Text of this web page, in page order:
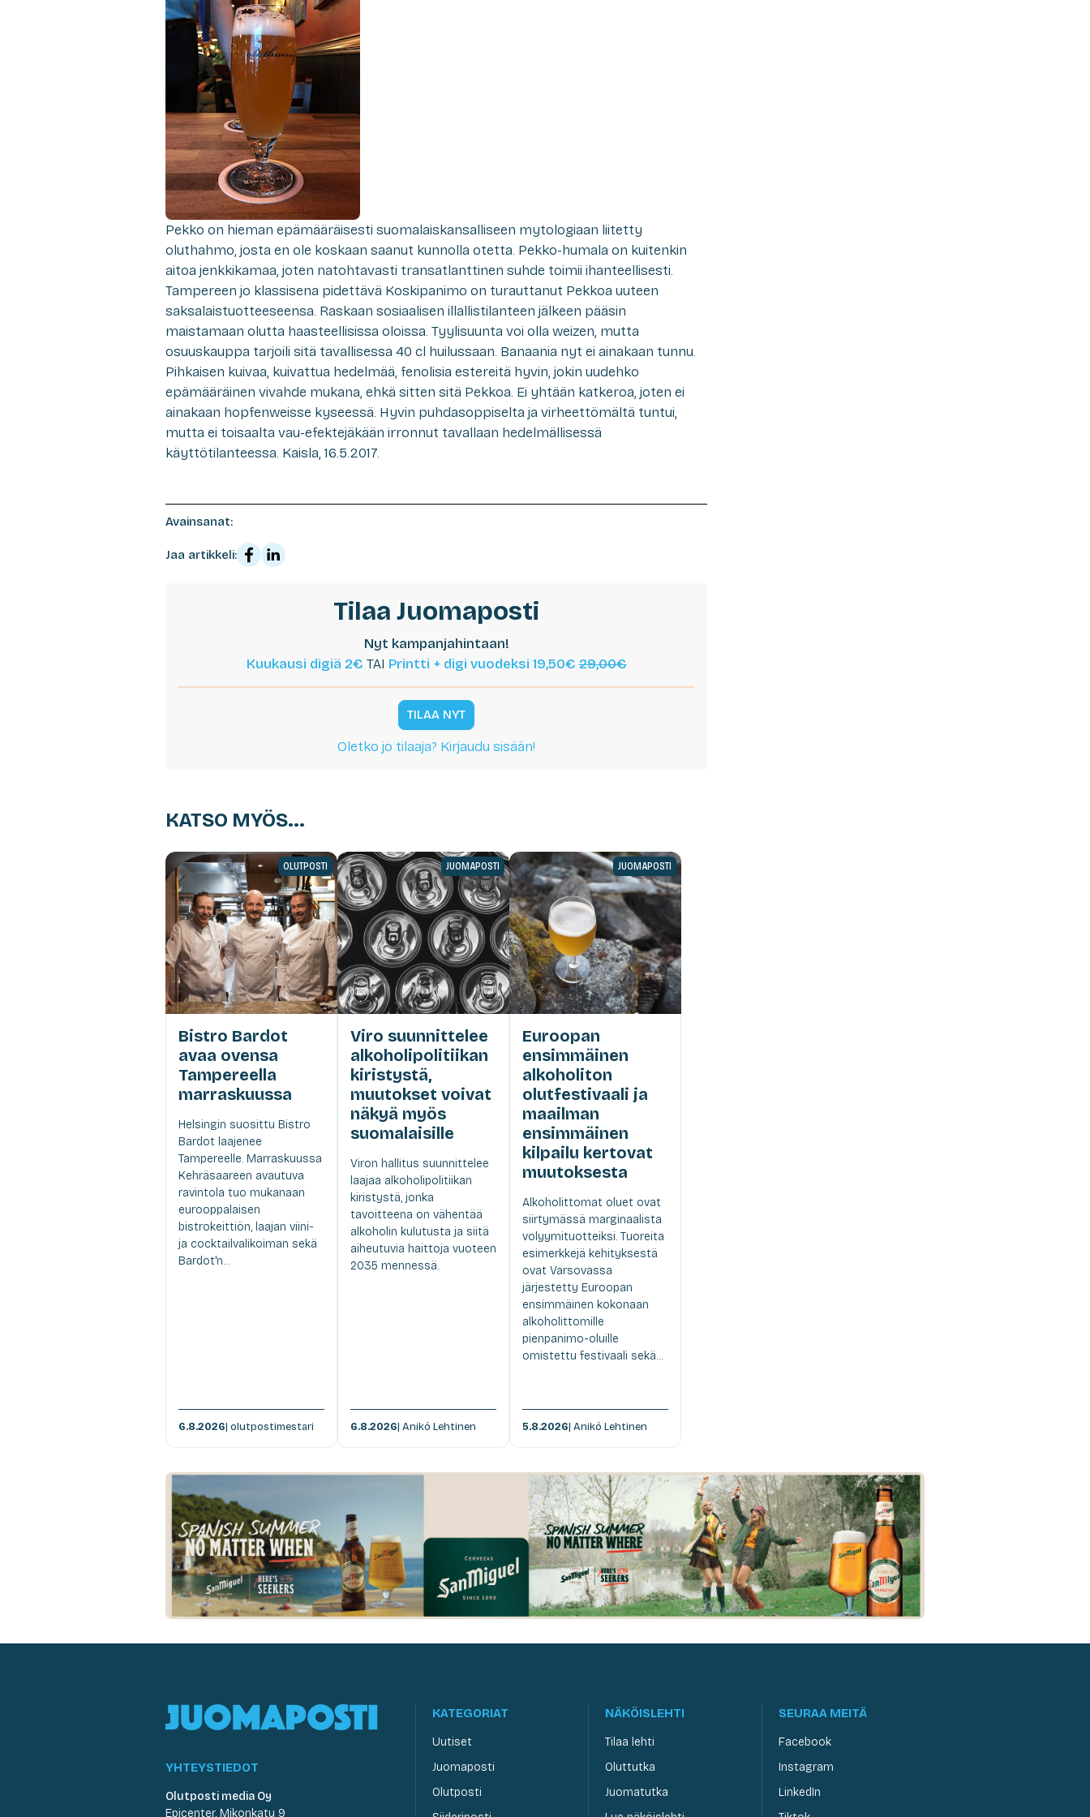
Pekko on hieman epämääräisesti suomalaiskansalliseen mytologiaan liitetty
oluthahmo, josta en ole koskaan saanut kunnolla otetta. Pekko-humala on kuitenkin
aitoa jenkkikamaa, joten natohtavasti transatlanttinen suhde toimii ihanteellisesti.
Tampereen jo klassisena pidettävä Koskipanimo on turauttanut Pekkoa uuteen
saksalaistuotteeseensa. Raskaan sosiaalisen illallistilanteen jälkeen pääsin
maistamaan olutta haasteellisissa oloissa. Tyylisuunta voi olla weizen, mutta
osuuskauppa tarjoili sitä tavallisessa 40 cl huilussaan. Banaania nyt ei ainakaan tunnu.
Pihkaisen kuivaa, kuivattua hedelmää, fenolisia estereitä hyvin, jokin uudehko
epämääräinen vivahde mukana, ehkä sitten sitä Pekkoa. Ei yhtään katkeroa, joten ei
ainakaan hopfenweisse kyseessä. Hyvin puhdasoppiselta ja virheettömältä tuntui,
mutta ei toisaalta vau-efektejäkään irronnut tavallaan hedelmällisessä
käyttötilanteessa. Kaisla, 16.5.2017.
Avainsanat:
Jaa artikkeli:
Tilaa Juomaposti
Nyt kampanjahintaan!
Kuukausi digiä 2€ TAI Printti + digi vuodeksi 19,50€29,00€
TILAA NYT
Oletko jo tilaaja? Kirjaudu sisään!
KATSO MYÖS...
OLUTPOSTI
Bistro Bardot
avaa ovensa
Tampereella
marraskuussa
Helsingin suosittu Bistro
Bardot laajenee
Tampereelle. Marraskuussa
Kehräsaareen avautuva
ravintola tuo mukanaan
eurooppalaisen
bistrokeittiön, laajan viini-
ja cocktailvalikoiman sekä
Bardot'n...
6.8.2026| olutpostimestari
JUOMAPOSTI
Viro suunnittelee
alkoholipolitiikan
kiristystä,
muutokset voivat
näkyä myös
suomalaisille
Viron hallitus suunnittelee
laajaa alkoholipolitiikan
kiristystä, jonka
tavoitteena on vähentää
alkoholin kulutusta ja siitä
aiheutuvia haittoja vuoteen
2035 mennessä.
6.8.2026| Anikó Lehtinen
JUOMAPOSTI
Euroopan
ensimmäinen
alkoholiton
olutfestivaali ja
maailman
ensimmäinen
kilpailu kertovat
muutoksesta
Alkoholittomat oluet ovat
siirtymässä marginaalista
volyymituotteiksi. Tuoreita
esimerkkejä kehityksestä
ovat Varsovassa
järjestetty Euroopan
ensimmäinen kokonaan
alkoholittomille
pienpanimo-oluille
omistettu festivaali sekä...
5.8.2026| Anikó Lehtinen
YHTEYSTIEDOT
Olutposti media Oy
Epicenter, Mikonkatu 9
KATEGORIAT
Uutiset
Juomaposti
Olutposti
NÄKÖISLEHTI
Tilaa lehti
Oluttutka
Juomatutka
SEURAA MEITÄ
Facebook
Instagram
LinkedIn